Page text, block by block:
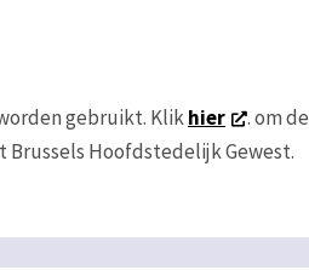
gebruikt. Klikhier
. om
Hoofdstedelijk Gewest.